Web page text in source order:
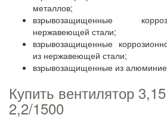
металлов;
взрывозащищенные
нержавеющей стали;
взрывозащищенные
из нержавеющей стали;
взрывозащищенные из
Купить вентилятор
2,2/1500